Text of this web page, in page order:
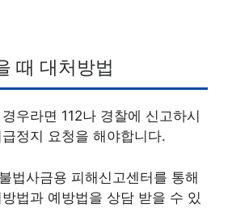
때 대처방법
우라면 112나 경찰에 신고하시
정지 요청을 해야합니다.
법사금용 피해신고센터를 통해
법과 예방법을 상담 받을 수 있